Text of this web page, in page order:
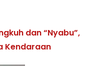
dan “Nyabu”,
Kendaraan